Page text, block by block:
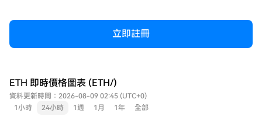
立即註冊
ETH 即時價格圖表 (ETH/)
資料更新時間：2026-08-09 02:45 (UTC+0)
1小時
24小時 1週 1月 1年 全部